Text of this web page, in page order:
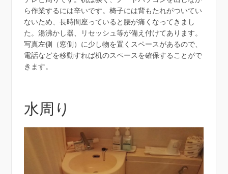
ら作業するには辛いです。椅子には背もたれがついてい
ないため、長時間座っていると腰が痛くなってきまし
た。湯沸かし器、リセッシュ等が備え付けてあります。
写真左側（窓側）に少し物を置くスペースがあるので、
電話などを移動すれば机のスペースを確保することがで
きます。
水周り